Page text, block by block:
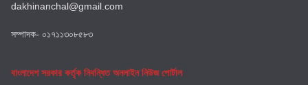
dakhinanchal@gmail.com
সম্পাদক- ০১৭১১৩০৮৫৮৩
বাংলাদেশ সরকার কর্তৃক নিবন্ধিত অনলাইন নিউজ পোর্টাল